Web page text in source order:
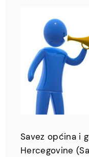
Savez općina i
Hercegovine